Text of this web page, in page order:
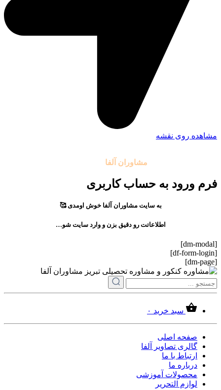
مشاهده روی نقشه
مشاوران آلفا
فرم ورود به حساب کاربری
به سایت مشاوران آلفا خوش اومدی 🥰
اطلاعاتت رو دقیق بزن و وارد سایت شو…
[dm-modal]
[df-form-login]
[dm-page]
سبد خرید ۰
صفحه اصلی
گالری تصاویر آلفا
ارتباط با ما
درباره ما
محصولات آموزشی
لوازم التحریر